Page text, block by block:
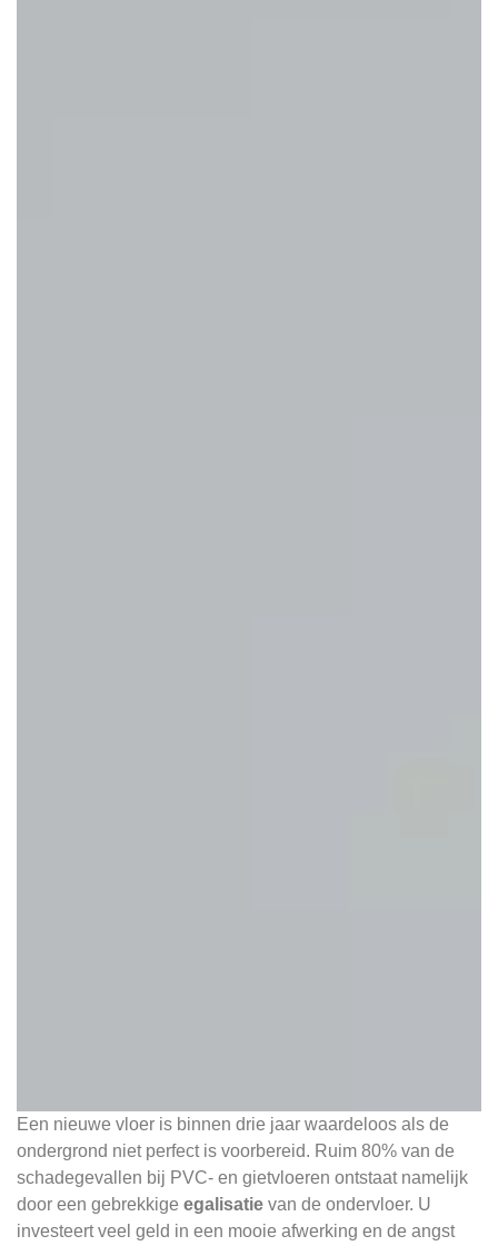
Een nieuwe vloer is binnen drie jaar waardeloos als de
ondergrond niet perfect is voorbereid. Ruim 80% van de
schadegevallen bij PVC- en gietvloeren ontstaat namelijk
door een gebrekkige egalisatie van de ondervloer. U
investeert veel geld in een mooie afwerking en de angst